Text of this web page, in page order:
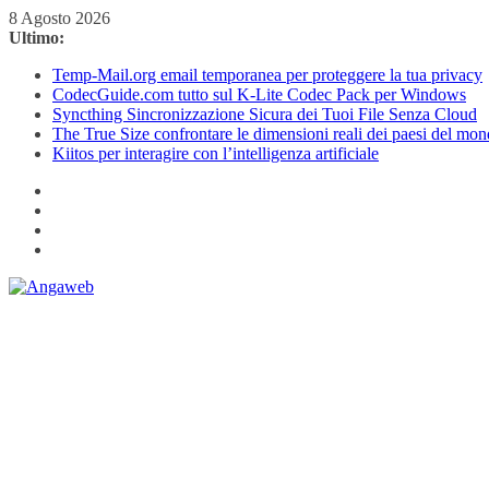
Salta
al
8 Agosto 2026
Ultimo:
Temp-Mail.org email temporanea per proteggere la tua privacy
CodecGuide.com tutto sul K-Lite Codec Pack per Windows
Syncthing Sincronizzazione Sicura dei Tuoi File Senza Cloud
The True Size confrontare le dimensioni reali dei paesi del
Kiitos per interagire con l’intelligenza artificiale